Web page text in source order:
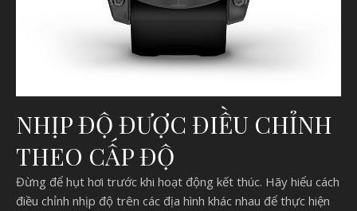
NHỊP ĐỘ ĐƯỢC ĐIỀU CHỈNH
THEO CẤP ĐỘ
Đừng để hụt hơi trước khi hoạt động kết thúc. Hãy hiểu cách
điều chỉnh nhịp độ trên các địa hình khác nhau để thực hiện